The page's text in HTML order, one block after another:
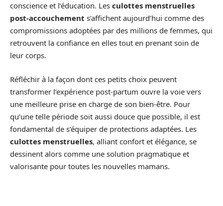
conscience et l’éducation. Les culottes menstruelles
post-accouchement s’affichent aujourd’hui comme des
compromissions adoptées par des millions de femmes, qui
retrouvent la confiance en elles tout en prenant soin de
leur corps.
Réfléchir à la façon dont ces petits choix peuvent
transformer l’expérience post-partum ouvre la voie vers
une meilleure prise en charge de son bien-être. Pour
qu’une telle période soit aussi douce que possible, il est
fondamental de s’équiper de protections adaptées. Les
culottes menstruelles, alliant confort et élégance, se
dessinent alors comme une solution pragmatique et
valorisante pour toutes les nouvelles mamans.